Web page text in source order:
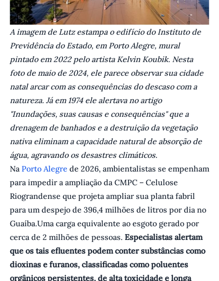
A imagem de Lutz estampa o edifício do Instituto de
Previdência do Estado, em Porto Alegre, mural
pintado em 2022 pelo artista Kelvin Koubik. Nesta
foto de maio de 2024, ele parece observar sua cidade
natal arcar com as consequências do descaso com a
natureza. Já em 1974 ele alertava no artigo
"Inundações, suas causas e consequências" que a
drenagem de banhados e a destruição da vegetação
nativa eliminam a capacidade natural de absorção de
água, agravando os desastres climáticos.
Na Porto Alegre de 2026, ambientalistas se empenham
para impedir a ampliação da CMPC – Celulose
Riograndense que projeta ampliar sua planta fabril
para um despejo de 396,4 milhões de litros por dia no
Guaíba.Uma carga equivalente ao esgoto gerado por
cerca de 2 milhões de pessoas. Especialistas alertam
que os tais efluentes podem conter substâncias como
dioxinas e furanos, classificadas como poluentes
orgânicos persistentes, de alta toxicidade e longa